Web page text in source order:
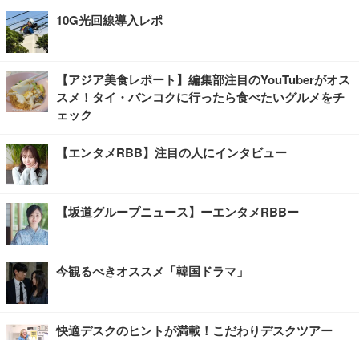
10G光回線導入レポ
【アジア美食レポート】編集部注目のYouTuberがオス
スメ！タイ・バンコクに行ったら食べたいグルメをチ
ェック
【エンタメRBB】注目の人にインタビュー
【坂道グループニュース】ーエンタメRBBー
今観るべきオススメ「韓国ドラマ」
快適デスクのヒントが満載！こだわりデスクツアー